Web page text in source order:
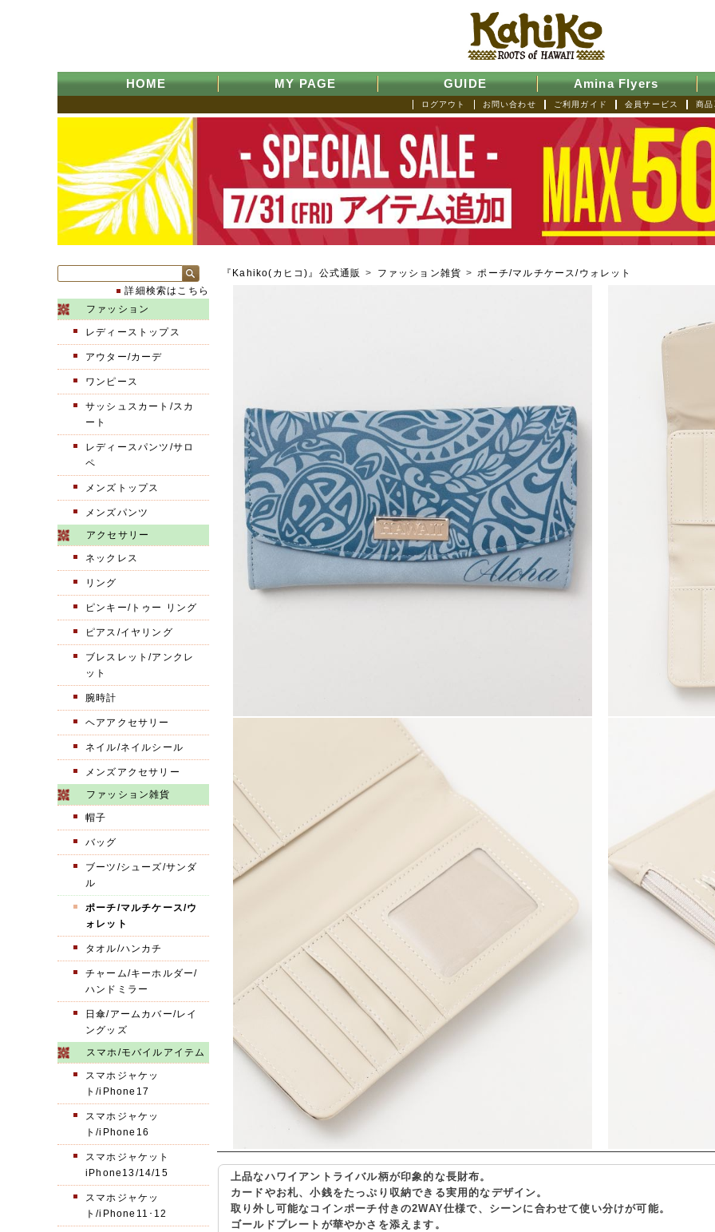
HOME MY PAGE GUIDE Amina Flyers
商
会員サービス
ご利用ガイド
お問い合わせ
ログアウト
『Kahiko(カヒコ)』公式通販 > ファッション雑貨 > ポーチ/マルチケース/ウォレット
上品なハワイアントライバル柄が印象的な長財布。
カードやお札、小銭をたっぷり収納できる実用的なデザイン。
取り外し可能なコインポーチ付きの2WAY仕様で、シーンに合わせて使い分けが可能。
ゴールドプレートが華やかさを添えます。
詳細検索はこちら
ファッション
レディーストップス
アウター/カーデ
ワンピース
サッシュスカート/スカ
ート
レディースパンツ/サロ
ペ
メンズトップス
メンズパンツ
アクセサリー
ネックレス
リング
ピンキー/トゥー リング
ピアス/イヤリング
ブレスレット/アンクレ
ット
腕時計
ヘアアクセサリー
ネイル/ネイルシール
メンズアクセサリー
ファッション雑貨
帽子
バッグ
ブーツ/シューズ/サンダ
ル
ポーチ/マルチケース/ウ
ォレット
タオル/ハンカチ
チャーム/キーホルダー/
ハンドミラー
日傘/アームカバー/レイ
ングッズ
スマホ/モバイルアイテム
スマホジャケッ
ト/iPhone17
スマホジャケッ
ト/iPhone16
スマホジャケット
iPhone13/14/15
スマホジャケッ
ト/iPhone11･12